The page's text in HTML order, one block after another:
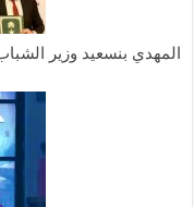
المهدي بنسعيد وزير